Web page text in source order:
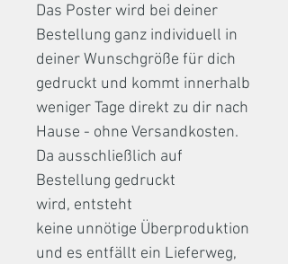
Das Poster wird bei deiner
Bestellung ganz individuell in
deiner Wunschgröße für dich
gedruckt und kommt innerhalb
weniger Tage direkt zu dir nach
Hause - ohne Versandkosten.
Da ausschließlich auf
Bestellung gedruckt
wird, entsteht
keine unnötige Überproduktion
und es entfällt ein Lieferweg,